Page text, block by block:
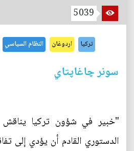
5039
تركيا اردوغان النظام السياسي
سونر چاغاپتاي
"خبير في شؤون تركيا يناقش
الدستوري القادم أن يؤدي إلى